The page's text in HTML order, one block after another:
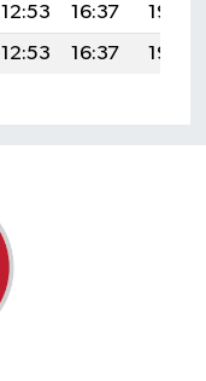
12:53 16:37
19:38
12:53 16:37 19:36